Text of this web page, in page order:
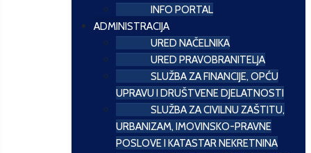
INFO PORTAL
ADMINISTRACIJA
URED NAČELNIKA
URED PRAVOBRANITELJA
SLUŽBA ZA FINANCIJE, OPĆU
UPRAVU I DRUŠTVENE DJELATNOSTI
SLUŽBA ZA CIVILNU ZAŠTITU,
URBANIZAM, IMOVINSKO-PRAVNE
POSLOVE I KATASTAR NEKRETNINA